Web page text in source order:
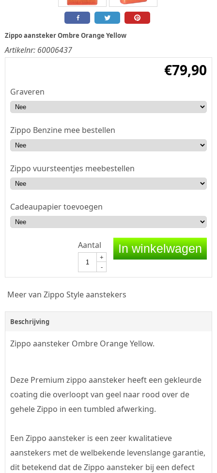
Zippo aansteker Ombre Orange Yellow
Artikelnr: 60006437
€79,90
Graveren
Zippo Benzine mee bestellen
Zippo vuursteentjes meebestellen
Cadeaupapier toevoegen
Aantal
+
-
In winkelwagen
Meer van Zippo Style aanstekers
Beschrijving
Zippo aansteker Ombre Orange Yellow.
Deze Premium zippo aansteker heeft een gekleurde
coating die overloopt van geel naar rood over de
gehele Zippo in een tumbled afwerking.
Een Zippo aansteker is een zeer kwalitatieve
aanstekers met de welbekende levenslange garantie,
dit betekend dat de Zippo aansteker bij een defect